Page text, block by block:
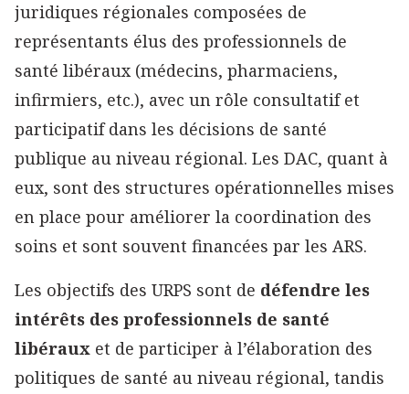
juridiques régionales composées de
représentants élus des professionnels de
santé libéraux (médecins, pharmaciens,
infirmiers, etc.), avec un rôle consultatif et
participatif dans les décisions de santé
publique au niveau régional. Les DAC, quant à
eux, sont des structures opérationnelles mises
en place pour améliorer la coordination des
soins et sont souvent financées par les ARS.
Les objectifs des URPS sont de défendre les
intérêts des professionnels de santé
libéraux et de participer à l’élaboration des
politiques de santé au niveau régional, tandis